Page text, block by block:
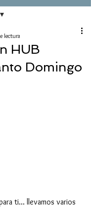
HUB
Domingo
lectura
ti... llevamos varios